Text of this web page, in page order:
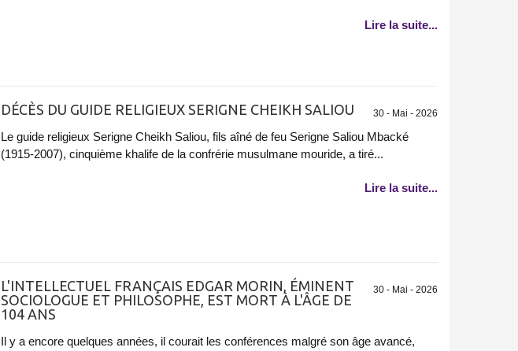
Lire la suite...
30 - Mai - 2026
DÉCÈS DU GUIDE RELIGIEUX SERIGNE CHEIKH SALIOU
Le guide religieux Serigne Cheikh Saliou, fils aîné de feu Serigne Saliou Mbacké
(1915-2007), cinquième khalife de la confrérie musulmane mouride, a tiré...
Lire la suite...
30 - Mai - 2026
L'INTELLECTUEL FRANÇAIS EDGAR MORIN, ÉMINENT
SOCIOLOGUE ET PHILOSOPHE, EST MORT À L'ÂGE DE
104 ANS
Il y a encore quelques années, il courait les conférences malgré son âge avancé,